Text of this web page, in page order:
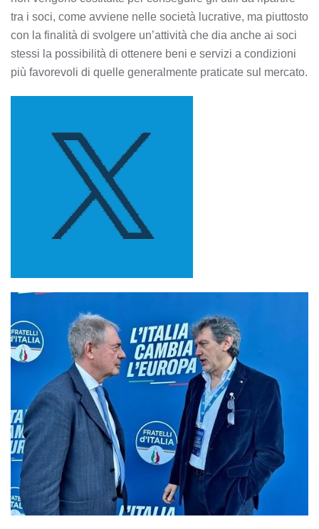
tra i soci, come avviene nelle società lucrative, ma piuttosto
con la finalità di svolgere un’attività che dia anche ai soci
stessi la possibilità di ottenere beni e servizi a condizioni
più favorevoli di quelle generalmente praticate sul mercato.